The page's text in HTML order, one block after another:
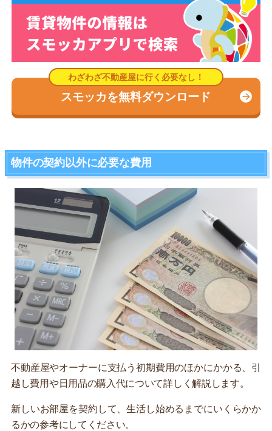
スモッカを無料ダウンロード
物件の契約以外に必要な費用
不動産屋やオーナーに支払う初期費用のほかにかかる、引
越し費用や日用品の購入代について詳しく解説します。
新しいお部屋を契約して、生活し始めるまでにいくらかか
るかの参考にしてください。